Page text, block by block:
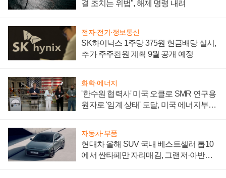
결 조치는 위법", 해제 명령 내려
전자·전기·정보통신
SK하이닉스 1주당 375원 현금배당 실시,
추가 주주환원 계획 9월 공개 예정
화학·에너지
'한수원 협력사' 미국 오클로 SMR 연구용
원자로 '임계 상태' 도달, 미국 에너지부
자동차·부품
현대차 올해 SUV 국내 베스트셀러 톱10
에서 싼타페만 자리매김, 그랜저·아반떼